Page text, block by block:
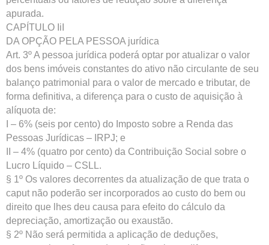
apurada.
CAPÍTULO IiI
DA OPÇÃO PELA PESSOA jurídica
Art. 3º A pessoa jurídica poderá optar por atualizar o valor
dos bens imóveis constantes do ativo não circulante de seu
balanço patrimonial para o valor de mercado e tributar, de
forma definitiva, a diferença para o custo de aquisição à
alíquota de:
I – 6% (seis por cento) do Imposto sobre a Renda das
Pessoas Jurídicas – IRPJ; e
II – 4% (quatro por cento) da Contribuição Social sobre o
Lucro Líquido – CSLL.
§ 1º Os valores decorrentes da atualização de que trata o
caput não poderão ser incorporados ao custo do bem ou
direito que lhes deu causa para efeito do cálculo da
depreciação, amortização ou exaustão.
§ 2º Não será permitida a aplicação de deduções,